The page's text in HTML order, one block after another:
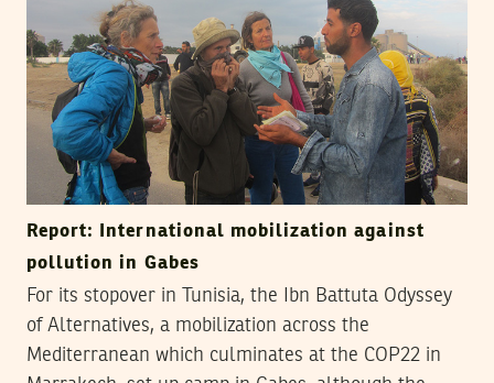
Report: International mobilization against
pollution in Gabes
For its stopover in Tunisia, the Ibn Battuta Odyssey
of Alternatives, a mobilization across the
Mediterranean which culminates at the COP22 in